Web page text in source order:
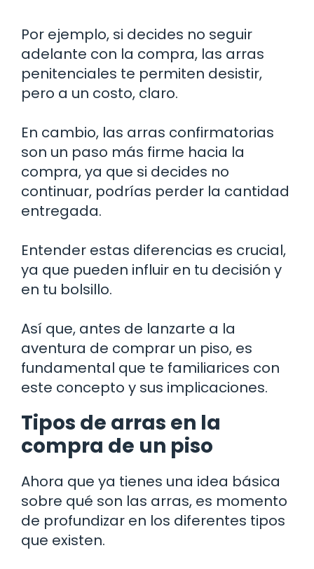
Por ejemplo, si decides no seguir
adelante con la compra, las arras
penitenciales te permiten desistir,
pero a un costo, claro.
En cambio, las arras confirmatorias
son un paso más firme hacia la
compra, ya que si decides no
continuar, podrías perder la cantidad
entregada.
Entender estas diferencias es crucial,
ya que pueden influir en tu decisión y
en tu bolsillo.
Así que, antes de lanzarte a la
aventura de comprar un piso, es
fundamental que te familiarices con
este concepto y sus implicaciones.
Tipos de arras en la
compra de un piso
Ahora que ya tienes una idea básica
sobre qué son las arras, es momento
de profundizar en los diferentes tipos
que existen.